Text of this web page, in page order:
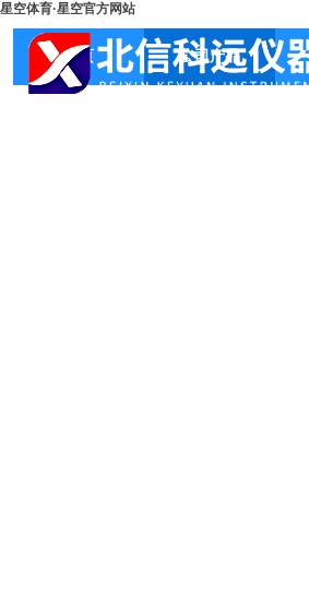
星空体育·星空官方网站
首页 公司产品